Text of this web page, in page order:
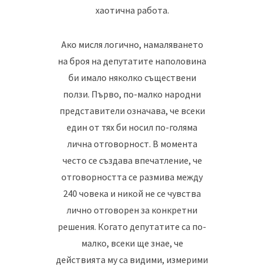
хаотична работа.
Ако мисля логично, намаляването
на броя на депутатите наполовина
би имало няколко съществени
ползи. Първо, по-малко народни
представители означава, че всеки
един от тях би носил по-голяма
лична отговорност. В момента
често се създава впечатление, че
отговорността се размива между
240 човека и никой не се чувства
лично отговорен за конкретни
решения. Когато депутатите са по-
малко, всеки ще знае, че
действията му са видими, измерими